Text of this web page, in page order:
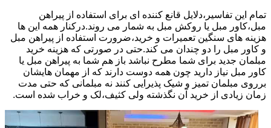
تمام این تفاسیر،دلایل قانع کننده ای برای استفاده از پیراهن
مبل،کاور مبل یا روکش مبل به شمار می روند.درکنار همه این ها
هزینه های سنگین تعمیرات و خرید،ضرورت استفاده از پیراهن مبل
و کاور مبل را دو چندان می کند.حتی در صورتی که هزینه خرید
مبلمان جدید برای شما مطرح نباشد باز هم شما به پیراهن مبل یا
کاور مبل نیاز دارید چون همه دوست دارند که از مهمان هایشان
برروی مبلمان تمیز و شیک پذیرایی کنند نه مبلمانی که حتی مدت
زمان زیادی از خرید آن نگذشته ولی کثیف،لک و خراب شده است.